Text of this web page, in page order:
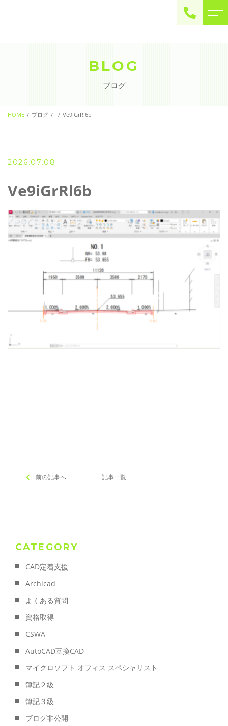
BLOG
ブログ
HOME ブログ Ve9iGrRl6b
2026.07.08
Ve9iGrRl6b
前の記事へ 記事一覧
CATEGORY
CAD定着支援
Archicad
よくある質問
資格取得
CSWA
AutoCAD互換CAD
マイクロソフト オフィス スペシャリスト
簿記２級
簿記３級
ブログ非公開